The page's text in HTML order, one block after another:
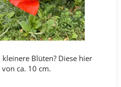
Blüten? Diese hier
ca. 10 cm.